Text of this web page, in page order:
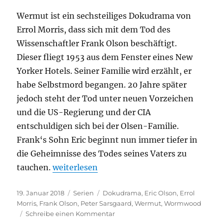
Wermut ist ein sechsteiliges Dokudrama von
Errol Morris, dass sich mit dem Tod des
Wissenschaftler Frank Olson beschäftigt.
Dieser fliegt 1953 aus dem Fenster eines New
Yorker Hotels. Seiner Familie wird erzählt, er
habe Selbstmord begangen. 20 Jahre später
jedoch steht der Tod unter neuen Vorzeichen
und die US-Regierung und der CIA
entschuldigen sich bei der Olsen-Familie.
Frank‘s Sohn Eric beginnt nun immer tiefer in
die Geheimnisse des Todes seines Vaters zu
tauchen.„Wermut“
weiterlesen
Veröffentlicht
am
19. Januar 2018 Kategorien
Serien Schlagwörter
Dokudrama, Eric Olson, Errol
Morris, Frank Olson, Peter Sarsgaard,Wermut,Wormwood
Schreibe einen Kommentarzu